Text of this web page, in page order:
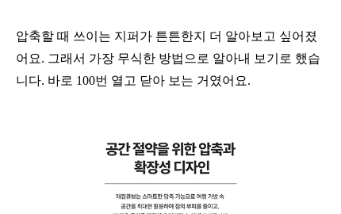
압축할 때 쓰이는 지퍼가 튼튼한지 더 알아보고 싶어졌
어요. 그래서 가장 무식한 방법으로 알아내 보기로 했습
니다. 바로 100번 열고 닫아 보는 거였어요.